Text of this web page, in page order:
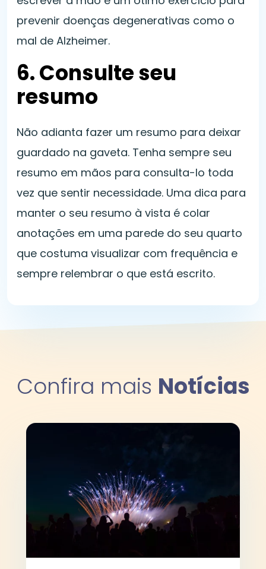
prevenir doenças degenerativas como o
mal de Alzheimer.
6. Consulte seu
resumo
Não adianta fazer um resumo para deixar
guardado na gaveta. Tenha sempre seu
resumo em mãos para consulta-lo toda
vez que sentir necessidade. Uma dica para
manter o seu resumo à vista é colar
anotações em uma parede do seu quarto
que costuma visualizar com frequência e
sempre relembrar o que está escrito.
Confira mais Notícias